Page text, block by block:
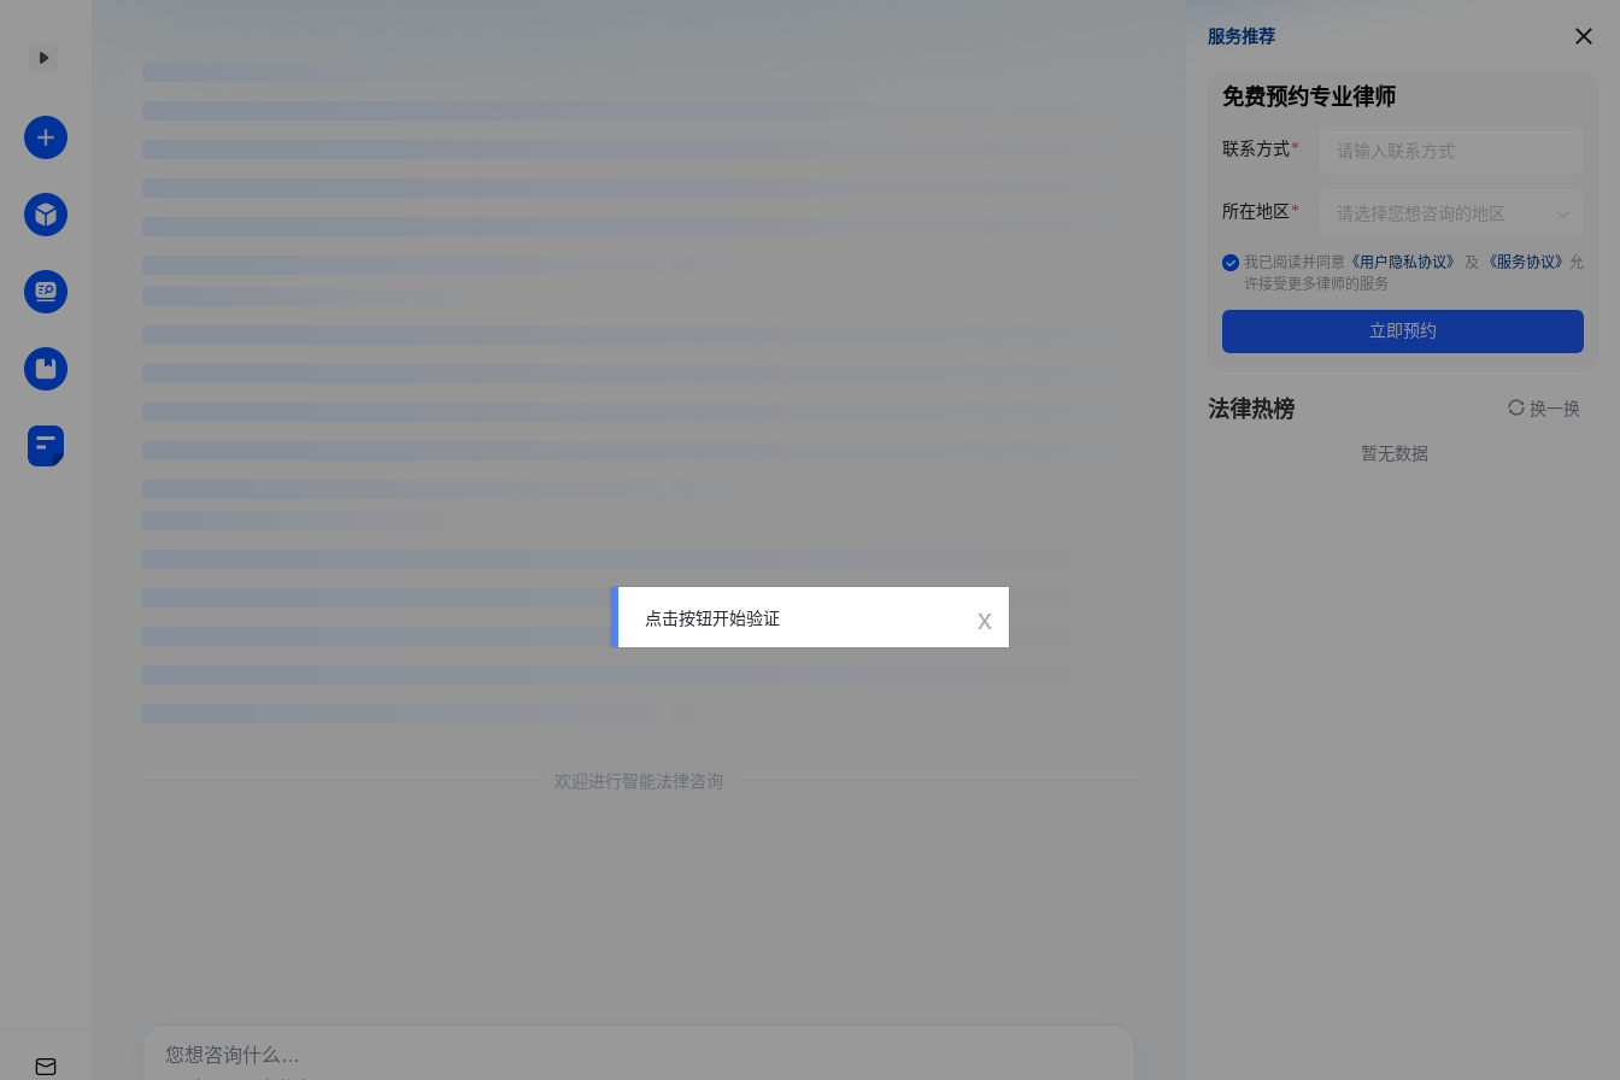
欢迎进行智能法律咨询
服务推荐
服务推荐
免费预约专业律师
联系方式
所在地区
我已阅读并同意 《用户隐私协议》 及 《服务协议》 允
许接受更多律师的服务
立即预约
法律热榜 换一换
暂无数据
点击按钮开始验证 x